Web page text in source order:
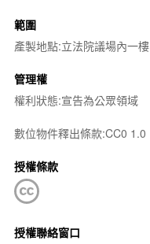
範圍
產製地點:立法院議場內一樓
管理權
權利狀態:宣告為公眾領域
數位物件釋出條款:CC0 1.0
授權條款
授權聯絡窗口